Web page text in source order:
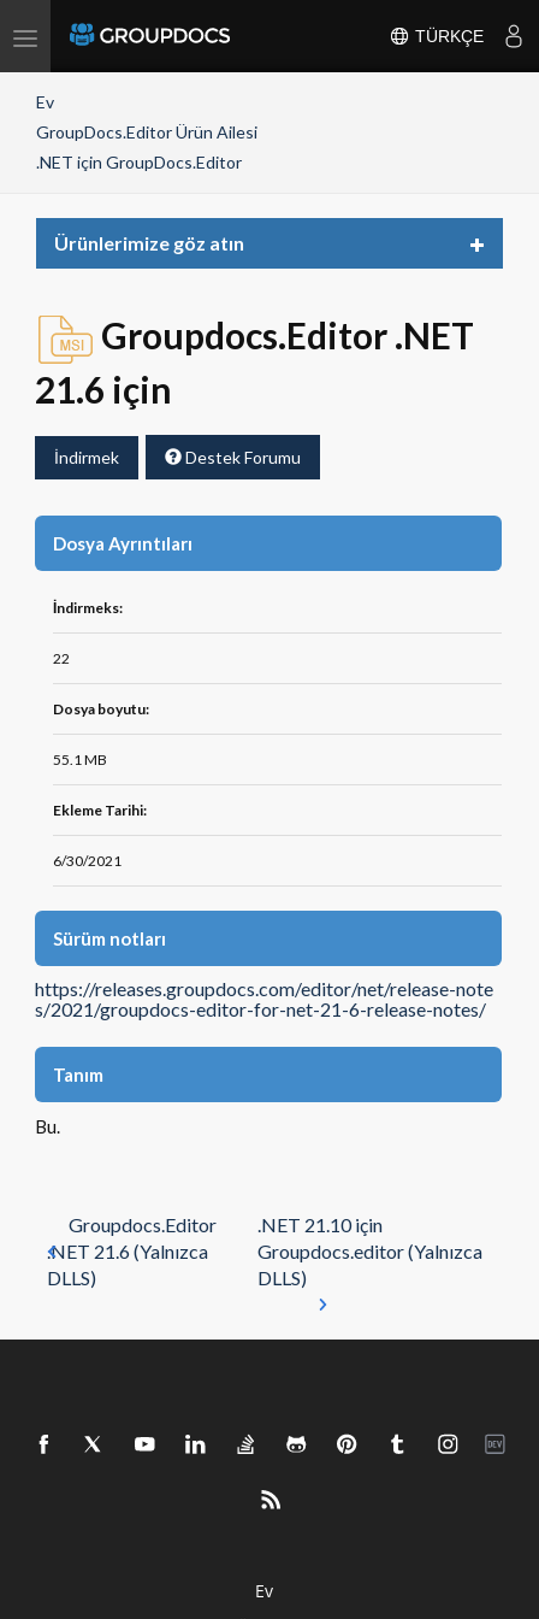
Toggle
TÜRKÇE
Ev
GroupDocs.Editor Ürün Ailesi
.NET için GroupDocs.Editor
Ürünlerimize göz atın
Toggle
Groupdocs.Editor .NET
21.6 için
İndirmek Destek Forumu
Dosya Ayrıntıları
İndirmeks:
22
Dosya boyutu:
55.1 MB
Ekleme Tarihi:
6/30/2021
Sürüm notları
https://releases.groupdocs.com/editor/net/release-note
s/2021/groupdocs-editor-for-net-21-6-release-notes/
Tanım
Bu.
Groupdocs.Editor
.NET 21.6 (Yalnızca
DLLS)
.NET 21.10 için
Groupdocs.editor (Yalnızca
DLLS)
Ev